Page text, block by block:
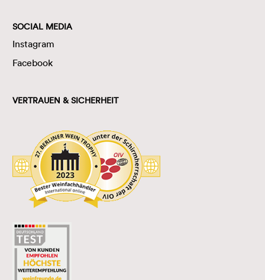
SOCIAL MEDIA
Instagram
Facebook
VERTRAUEN & SICHERHEIT